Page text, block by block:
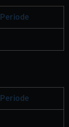
Periode
Periode